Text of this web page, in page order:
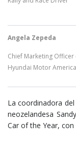
Angela Zepeda
Chief Marketing Officer
Hyundai Motor America
La coordinadora
neozelandesa
Car of the Year,